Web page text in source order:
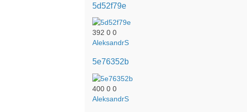
5d52f79e
392 0 0
AleksandrS
5e76352b
400 0 0
AleksandrS